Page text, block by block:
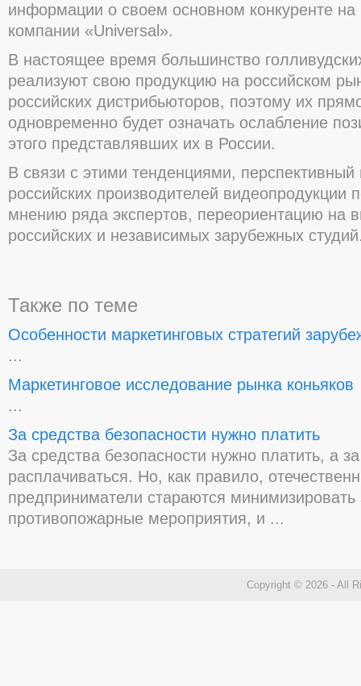
информации о своем основном конкуренте на
компании «Universal».
В настоящее время большинство
реализуют свою продукцию на российском
российских дистрибьюторов, поэтому их
одновременно будет означать ослабление
этого представлявших их в России.
В связи с этими тенденциями, перспективный
российских производителей видеопродукции
мнению ряда экспертов, переориентацию на
российских и независимых зарубежных
Также по теме
Особенности маркетинговых стратегий
...
Маркетинговое исследование рынка коньяков
...
За средства безопасности нужно платить
За средства безопасности нужно платить, а
расплачиваться. Но, как правило,
предприниматели стараются минимизировать
противопожарные мероприятия, и ...
Copyright © 2026 - All